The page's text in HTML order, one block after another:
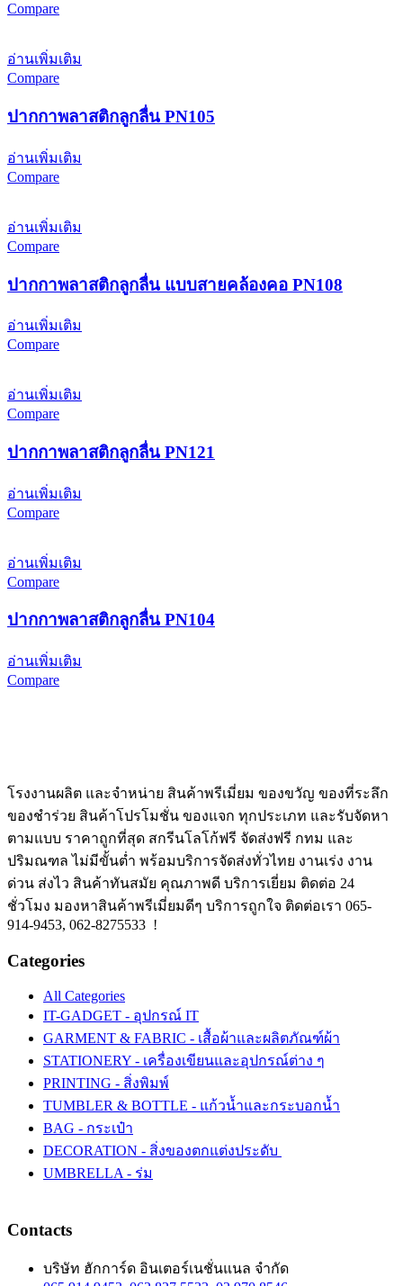
Compare
อ่านเพิ่มเติม
Compare
ปากกาพลาสติกลูกลื่น PN105
อ่านเพิ่มเติม
Compare
อ่านเพิ่มเติม
Compare
ปากกาพลาสติกลูกลื่น แบบสายคล้องคอ PN108
อ่านเพิ่มเติม
Compare
อ่านเพิ่มเติม
Compare
ปากกาพลาสติกลูกลื่น PN121
อ่านเพิ่มเติม
Compare
อ่านเพิ่มเติม
Compare
ปากกาพลาสติกลูกลื่น PN104
อ่านเพิ่มเติม
Compare
โรงงานผลิต และจำหน่าย สินค้าพรีเมี่ยม ของขวัญ ของที่ระลึก
ของชำร่วย สินค้าโปรโมชั่น ของแจก ทุกประเภท และรับจัดหา
ตามแบบ ราคาถูกที่สุด สกรีนโลโก้ฟรี จัดส่งฟรี กทม และ
ปริมณฑล ไม่มีขั้นต่ำ พร้อมบริการจัดส่งทั่วไทย งานเร่ง งาน
ด่วน ส่งไว สินค้าทันสมัย คุณภาพดี บริการเยี่ยม ติดต่อ 24
ชั่วโมง มองหาสินค้าพรีเมี่ยมดีๆ บริการถูกใจ ติดต่อเรา 065-
914-9453, 062-8275533 !
Categories
All Categories
IT-GADGET - อุปกรณ์ IT
GARMENT & FABRIC - เสื้อผ้าและผลิตภัณฑ์ผ้า
STATIONERY - เครื่องเขียนและอุปกรณ์ต่าง ๆ
PRINTING - สิ่งพิมพ์
TUMBLER & BOTTLE - แก้วน้ำและกระบอกน้ำ
BAG - กระเป๋า
DECORATION - สิ่งของตกแต่งประดับ
UMBRELLA - ร่ม
Contacts
บริษัท ฮักการ์ด อินเตอร์เนชั่นแนล จำกัด